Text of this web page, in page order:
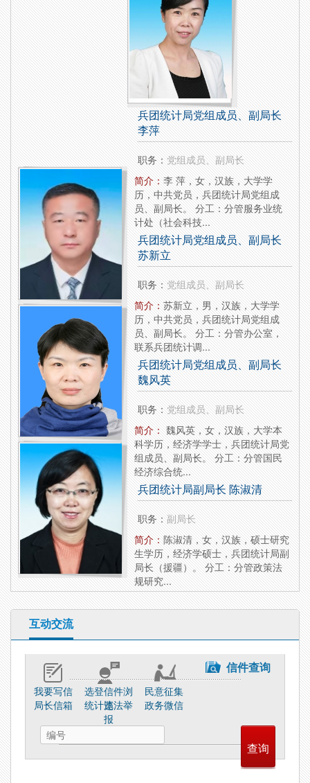
兵团统计局党组成员、副局长
李萍
职务：党组成员、副局长
简介：李 萍，女，汉族，大学学
历，中共党员，兵团统计局党组成
员、副局长。 分工：分管服务业统
计处（社会科技...
兵团统计局党组成员、副局长
苏新立
职务：党组成员、副局长
简介：苏新立，男，汉族，大学学
历，中共党员，兵团统计局党组成
员、副局长。 分工：分管办公室，
联系兵团统计调...
兵团统计局党组成员、副局长
魏风英
职务：党组成员、副局长
简介：魏风英，女，汉族，大学本
科学历，经济学学士，兵团统计局党
组成员、副局长。 分工：分管国民
经济综合统...
兵团统计局副局长 陈淑清
职务：副局长
简介：陈淑清，女，汉族，硕士研究
生学历，经济学硕士，兵团统计局副
局长（援疆）。 分工：分管政策法
规研究...
互动交流
我要写信
局长信箱
选登信件浏
览
统计违法举
报
民意征集
政务微信
信件查询